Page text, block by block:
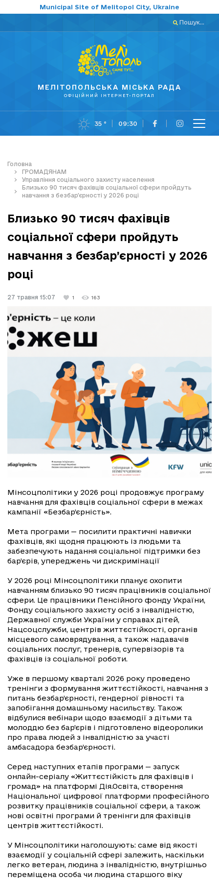
Municipal Site of Melitopol City, Ukraine
Пошук...
МЕЛІТОПОЛЬСЬКА МІСЬКА РАДА
ОФІЦІЙНИЙ ІНТЕРНЕТ-ПОРТАЛ
35 ° 09:30
Головна
ГРОМАДЯНАМ
Управління соціального захисту населення
Близько 90 тисяч фахівців соціальної сфери пройдуть
навчання з безбар’єрності у 2026 році
Близько 90 тисяч фахівців
соціальної сфери пройдуть
навчання з безбар’єрності у 2026
році
27 травня 15:07 1 163
Мінсоцполітики у 2026 році продовжує програму
навчання для фахівців соціальної сфери в межах
кампанії «Безбар’єрність».
Мета програми — посилити практичні навички
фахівців, які щодня працюють із людьми та
забезпечують надання соціальної підтримки без
бар’єрів, упереджень чи дискримінації
У 2026 році Мінсоцполітики планує охопити
навчанням близько 90 тисяч працівників соціальної
сфери. Це працівники Пенсійного фонду України,
Фонду соціального захисту осіб з інвалідністю,
Державної служби України у справах дітей,
Нацсоцслужби, центрів життєстійкості, органів
місцевого самоврядування, а також надавачів
соціальних послуг, тренерів, супервізорів та
фахівців із соціальної роботи.
Уже в першому кварталі 2026 року проведено
тренінги з формування життєстійкості, навчання з
питань безбар’єрності, гендерної рівності та
запобігання домашньому насильству. Також
відбулися вебінари щодо взаємодії з дітьми та
молоддю без бар’єрів і підготовлено відеоролики
про права людей з інвалідністю за участі
амбасадора безбар’єрності.
Серед наступних етапів програми — запуск
онлайн-серіалу «Життєстійкість для фахівців і
громад» на платформі Дія.Освіта, створення
Національної цифрової платформи професійного
розвитку працівників соціальної сфери, а також
нові освітні програми й тренінги для фахівців
центрів життєстійкості.
У Мінсоцполітики наголошують: саме від якості
взаємодії у соціальній сфері залежить, наскільки
легко ветеран, людина з інвалідністю, внутрішньо
переміщена особа чи людина старшого віку